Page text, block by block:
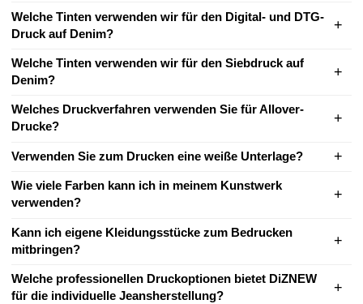
Welche Tinten verwenden wir für den Digital- und DTG-
Druck auf Denim?
Welche Tinten verwenden wir für den Siebdruck auf
Denim?
Welches Druckverfahren verwenden Sie für Allover-
Drucke?
Verwenden Sie zum Drucken eine weiße Unterlage?
Wie viele Farben kann ich in meinem Kunstwerk
verwenden?
Kann ich eigene Kleidungsstücke zum Bedrucken
mitbringen?
Welche professionellen Druckoptionen bietet DiZNEW
für die individuelle Jeansherstellung?